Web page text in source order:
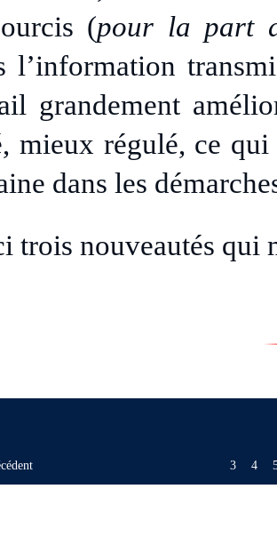
(pour la part
l’information
grandement
mieux régulé, ce
dans les
trois nouveautés qui
3 4